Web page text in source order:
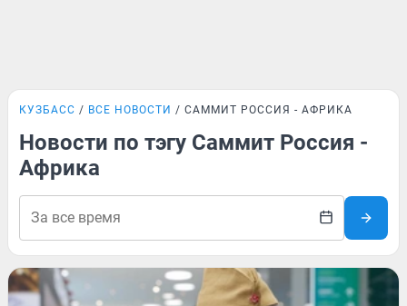
КУЗБАСС ВСЕ НОВОСТИ САММИТ РОССИЯ - АФРИКА
Новости по тэгу Саммит Россия -
Африка